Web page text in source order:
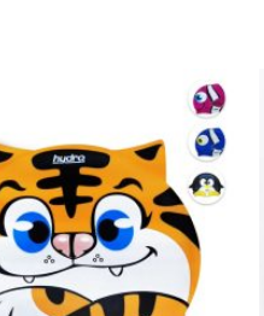
Añadir
a la
lista de
deseos